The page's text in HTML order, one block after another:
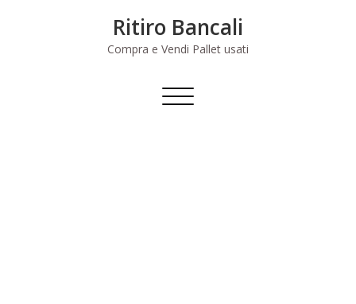
Ritiro Bancali
Compra e Vendi Pallet usati
Commuta